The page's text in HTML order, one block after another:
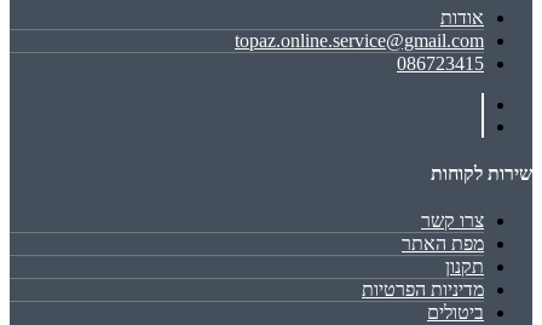
אודות
topaz.online.service@gmail.com
086723415
שירות לקוחות
צרו קשר
מפת האתר
תקנון
מדיניות הפרטיות
ביטולים